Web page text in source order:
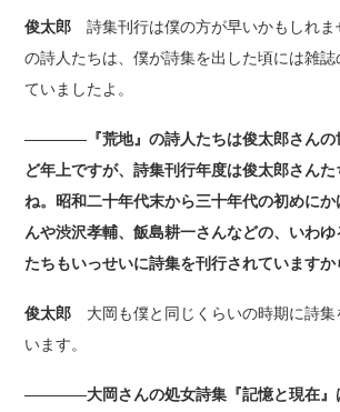
俊太郎 詩集刊行は僕の方が早いかもしれま
の詩人たちは、僕が詩集を出した頃には雑
ていましたよ。
――――『荒地』の詩人たちは俊太郎さんの
ど年上ですが、詩集刊行年度は俊太郎さん
ね。昭和二十年代末から三十年代の初めに
んや渋沢孝輔、飯島耕一さんなどの、いわ
たちもいっせいに詩集を刊行されていますか
俊太郎 大岡も僕と同じくらいの時期に詩集
います。
――――大岡さんの処女詩集『記憶と現在』